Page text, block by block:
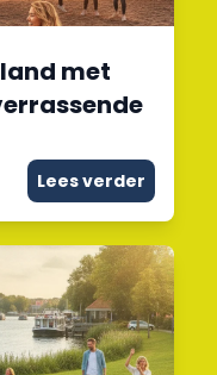
met
Lees verder